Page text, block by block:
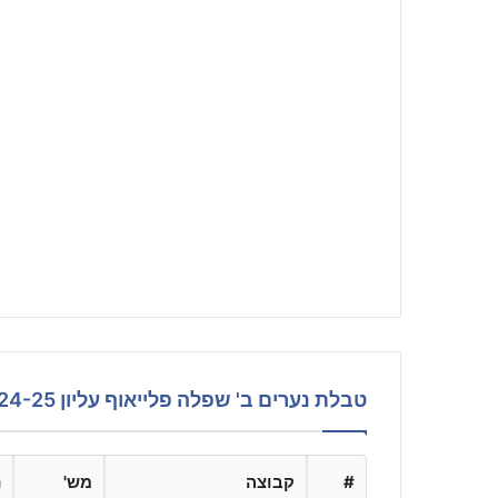
טבלת נערים ב' שפלה פלייאוף עליון 24-25
# קבוצה מש'